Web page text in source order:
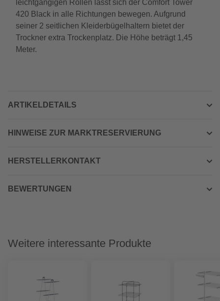
leichtgängigen Rollen lässt sich der Comfort Tower
420 Black in alle Richtungen bewegen. Aufgrund
seiner 2 seitlichen Kleiderbügelhaltern bietet der
Trockner extra Trockenplatz. Die Höhe beträgt 1,45
Meter.
ARTIKELDETAILS
HINWEISE ZUR MARKTRESERVIERUNG
HERSTELLERKONTAKT
BEWERTUNGEN
Weitere interessante Produkte